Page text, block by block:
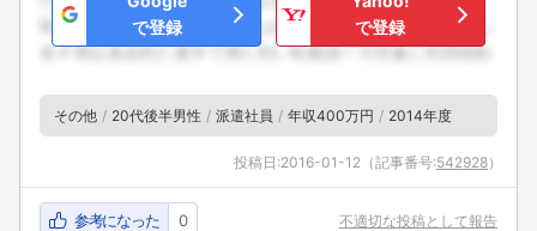
で登録
で登録
その他 20代後半男性 派遣社員 年収400万円 2014年度
投稿日:2016-01-12 （記事番号:542928）
参考になった 0 不適切な投稿として報告